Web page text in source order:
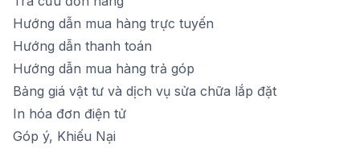
Hướng dẫn mua hàng trực tuyến
Hướng dẫn thanh toán
Hướng dẫn mua hàng trả góp
Bảng giá vật tư và dịch vụ sửa chữa lắp đặt
In hóa đơn điện tử
Góp ý, Khiếu Nại